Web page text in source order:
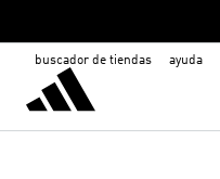
buscador de tiendas ayuda